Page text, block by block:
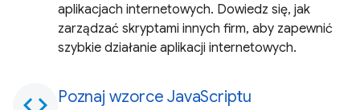
aplikacjach internetowych. Dowiedz się, jak
zarządzać skryptami innych firm, aby zapewnić
szybkie działanie aplikacji internetowych.
Poznaj wzorce JavaScriptu